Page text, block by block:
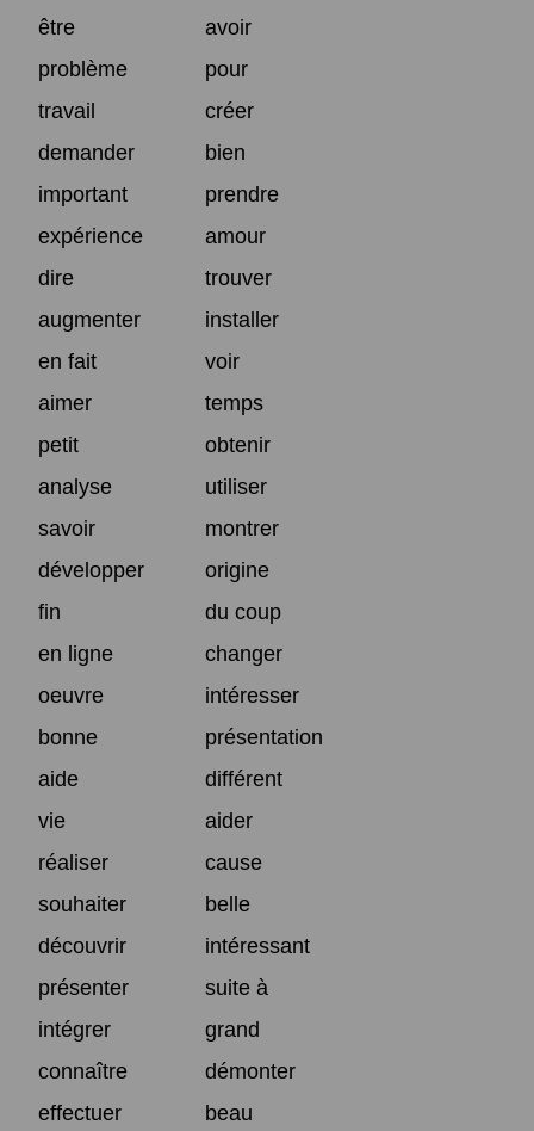
être
avoir
problème
pour
travail
créer
demander
bien
important
prendre
expérience
amour
dire
trouver
augmenter
installer
en fait
voir
aimer
temps
petit
obtenir
analyse
utiliser
savoir
montrer
développer
origine
fin
du coup
en ligne
changer
oeuvre
intéresser
bonne
présentation
aide
différent
vie
aider
réaliser
cause
souhaiter
belle
découvrir
intéressant
présenter
suite à
intégrer
grand
connaître
démonter
effectuer
beau